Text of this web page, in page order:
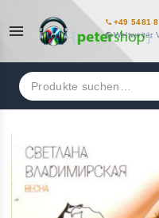
+49 5481
Weltweiter
Suchen
nach: